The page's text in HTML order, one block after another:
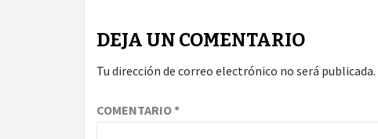
DEJA UN COMENTARIO
Tu dirección de correo electrónico no será publicada.
COMENTARIO*